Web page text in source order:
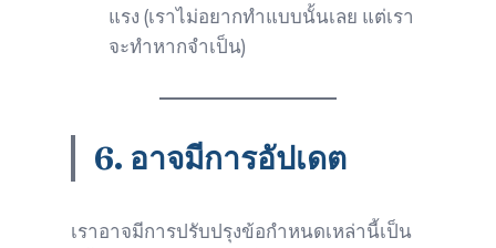
แรง (เราไม่อยากทำแบบนั้นเลย แต่เรา
จะทำหากจำเป็น)
6. อาจมีการอัปเดต
เราอาจมีการปรับปรุงข้อกำหนดเหล่านี้เป็น